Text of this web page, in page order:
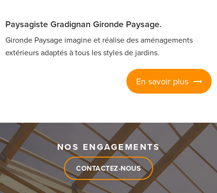
Paysagiste Gradignan Gironde Paysage.
Gironde Paysage imagine et réalise des aménagements
extérieurs adaptés à tous les styles de jardins.
En savoir plus
NOS ENGAGEMENTS
CONTACTEZ-NOUS